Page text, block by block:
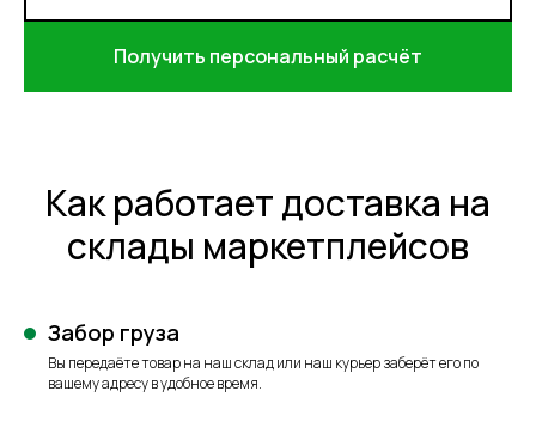
Получить персональный расчёт
Как работает доставка на
склады маркетплейсов
Забор груза
Вы передаёте товар на наш склад или наш курьер заберёт его по
вашему адресу в удобное время.